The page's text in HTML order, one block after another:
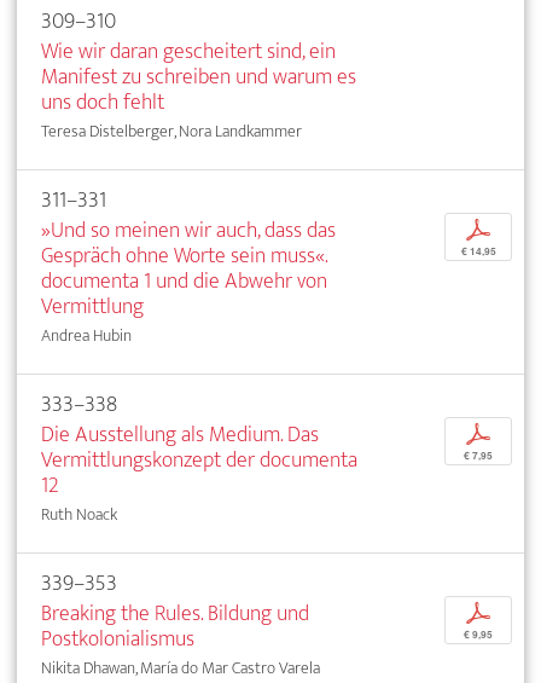
309–310
Wie wir daran gescheitert sind, ein
Manifest zu schreiben und warum es
uns doch fehlt
Teresa Distelberger, Nora Landkammer
311–331
»Und so meinen wir auch, dass das
Gespräch ohne Worte sein muss«.
documenta 1 und die Abwehr von
Vermittlung
Andrea Hubin
p
€ 14,95
333–338
Die Ausstellung als Medium. Das
Vermittlungskonzept der documenta
12
Ruth Noack
p
€ 7,95
339–353
Breaking the Rules. Bildung und
Postkolonialismus
Nikita Dhawan, María do Mar Castro Varela
p
€ 9,95